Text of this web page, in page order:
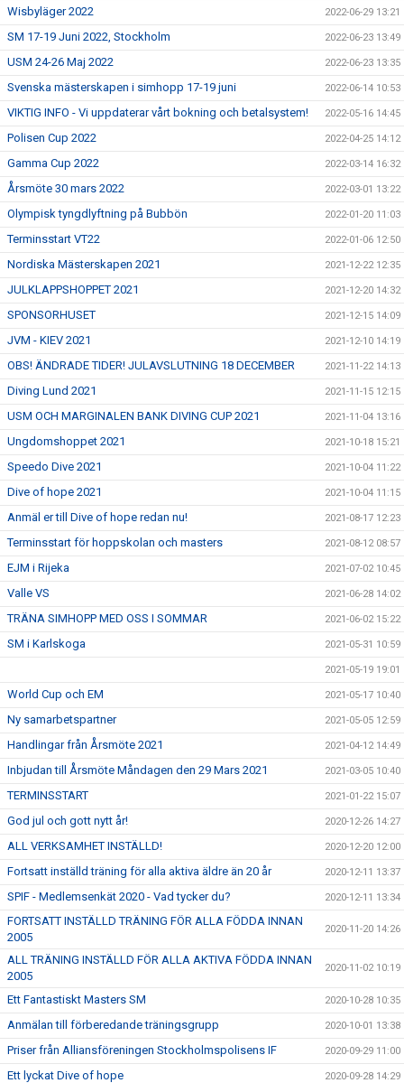
Wisbyläger 2022 2022-06-29 13:21
SM 17-19 Juni 2022, Stockholm 2022-06-23 13:49
USM 24-26 Maj 2022 2022-06-23 13:35
Svenska mästerskapen i simhopp 17-19 juni 2022-06-14 10:53
VIKTIG INFO - Vi uppdaterar vårt bokning och betalsystem! 2022-05-16 14:45
Polisen Cup 2022 2022-04-25 14:12
Gamma Cup 2022 2022-03-14 16:32
Årsmöte 30 mars 2022 2022-03-01 13:22
Olympisk tyngdlyftning på Bubbön 2022-01-20 11:03
Terminsstart VT22 2022-01-06 12:50
Nordiska Mästerskapen 2021 2021-12-22 12:35
JULKLAPPSHOPPET 2021 2021-12-20 14:32
SPONSORHUSET 2021-12-15 14:09
JVM - KIEV 2021 2021-12-10 14:19
OBS! ÄNDRADE TIDER! JULAVSLUTNING 18 DECEMBER 2021-11-22 14:13
Diving Lund 2021 2021-11-15 12:15
USM OCH MARGINALEN BANK DIVING CUP 2021 2021-11-04 13:16
Ungdomshoppet 2021 2021-10-18 15:21
Speedo Dive 2021 2021-10-04 11:22
Dive of hope 2021 2021-10-04 11:15
Anmäl er till Dive of hope redan nu! 2021-08-17 12:23
Terminsstart för hoppskolan och masters 2021-08-12 08:57
EJM i Rijeka 2021-07-02 10:45
Valle VS 2021-06-28 14:02
TRÄNA SIMHOPP MED OSS I SOMMAR 2021-06-02 15:22
SM i Karlskoga 2021-05-31 10:59
2021-05-19 19:01
World Cup och EM 2021-05-17 10:40
Ny samarbetspartner 2021-05-05 12:59
Handlingar från Årsmöte 2021 2021-04-12 14:49
Inbjudan till Årsmöte Måndagen den 29 Mars 2021 2021-03-05 10:40
TERMINSSTART 2021-01-22 15:07
God jul och gott nytt år! 2020-12-26 14:27
ALL VERKSAMHET INSTÄLLD! 2020-12-20 12:00
Fortsatt inställd träning för alla aktiva äldre än 20 år 2020-12-11 13:37
SPIF - Medlemsenkät 2020 - Vad tycker du? 2020-12-11 13:34
FORTSATT INSTÄLLD TRÄNING FÖR ALLA FÖDDA INNAN
2005
2020-11-20 14:26
ALL TRÄNING INSTÄLLD FÖR ALLA AKTIVA FÖDDA INNAN
2005
2020-11-02 10:19
Ett Fantastiskt Masters SM 2020-10-28 10:35
Anmälan till förberedande träningsgrupp 2020-10-01 13:38
Priser från Alliansföreningen Stockholmspolisens IF 2020-09-29 11:00
Ett lyckat Dive of hope 2020-09-28 14:29